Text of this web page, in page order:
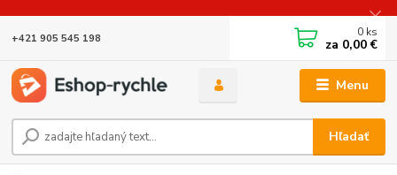
Menu
Hľadať
+421 905 545 198 0 ks
za 0,00 €